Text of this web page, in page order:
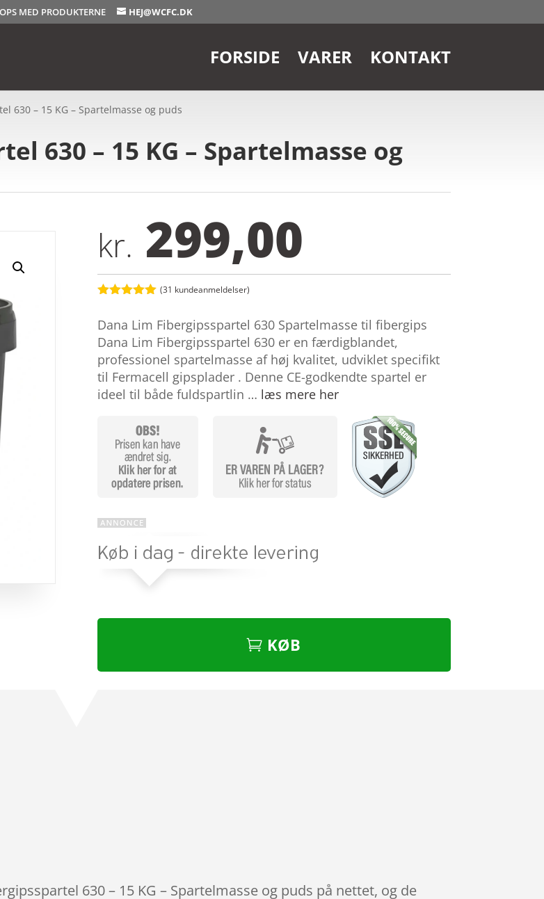
MED PRODUKTERNE HEJ@WCFC.DK
FORSIDE VARER KONTAKT
630 – 15 KG – Spartelmasse og puds
630 – 15 KG – Spartelmasse og
kr. 299,00
af 5
baseret på
kundebedøm
melser
(31 kundeanmeldelser)
Dana Lim Fibergipsspartel 630 Spartelmasse til fibergips
Dana Lim Fibergipsspartel 630 er en færdigblandet,
professionel spartelmasse af høj kvalitet, udviklet specifikt
til Fermacell gipsplader . Denne CE-godkendte spartel er
ideel til både fuldspartlin … læs mere her
KØB
630 – 15 KG – Spartelmasse og puds på nettet, og de